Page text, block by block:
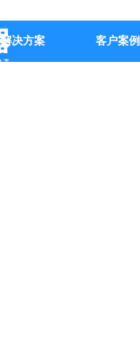
解决方案 客户案例